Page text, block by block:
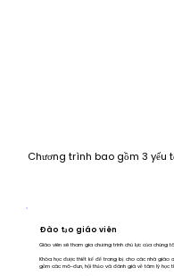
Chương trình bao gồm 3 yếu
Đào tạo giáo viên
Giáo viên sẽ tham gia chương trình chủ lực của chúng
Khóa học được thiết kế để trang bị cho các nhà giáo
gồm các mô-đun, hội thảo và đánh giá về tâm lý học